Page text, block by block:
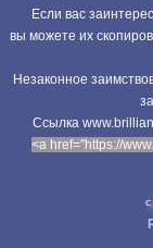
Если вас
вы можете их
Незаконное
Cсылка
<a href="https://
c